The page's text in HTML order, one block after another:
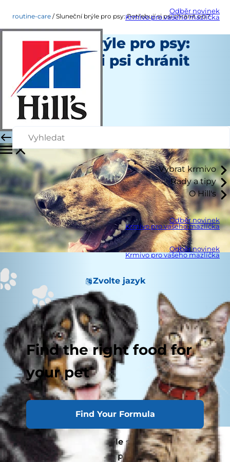
Odběr novinek
Krmivo pro vašeho mazlíčka
Vybrat krmivo
Rady a tipy
O Hill's
Odběr novinek
Krmivo pro vašeho mazlíčka
Odběr novinek
Krmivo pro vašeho mazlíčka
Zvolte jazyk
Find the right food for
your pet
Find Your Formula
routine-care Sluneční brýle pro psy: Potřebují si psi chránit oči?
Sluneční brýle pro psy:
Potřebují si psi chránit
oči?
Běžná péče
Erin Ollila
|
My lidé na sluneční brýle spoléháme.
Abychom si chránili oči před škodlivým UV